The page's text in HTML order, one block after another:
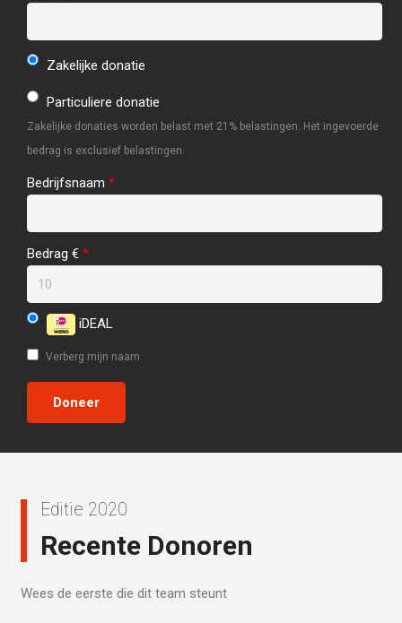
Zakelijke donatie
Particuliere donatie
Zakelijke donaties worden belast met 21% belastingen. Het ingevoerde
bedrag is exclusief belastingen.
Bedrijfsnaam *
Bedrag € *
iDEAL
Verberg mijn naam
Editie 2020
Recente Donoren
Wees de eerste die dit team steunt